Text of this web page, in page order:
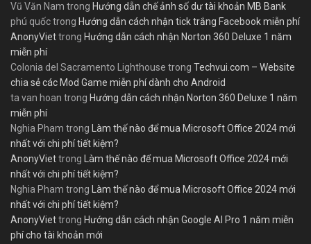
Vũ Văn Nam trong Hướng dẫn chế ảnh số dư tài khoản MB Bank
phú quốctrong Hướng dẫn cách nhận tick trắng Facebook miễn phí
AnonyViettrong Hướng dẫn cách nhận Norton 360 Deluxe 1 năm
miễn phí
Colonia del Sacramento Lighthouse trong Techvui.com – Website
chia sẻ các Mod Game miễn phí dành cho Android
ta van hoan trong Hướng dẫn cách nhận Norton 360 Deluxe 1 năm
miễn phí
Nghia Pham trong
Làm thế nào để mua Microsoft Office 2024 mới
nhất với chi phí tiết kiệm?
AnonyViettrong
Làm thế nào để mua Microsoft Office 2024 mới
nhất với chi phí tiết kiệm?
Nghia Pham trong
Làm thế nào để mua Microsoft Office 2024 mới
nhất với chi phí tiết kiệm?
AnonyViettrong Hướng dẫn cách nhận Google AI Pro 1 năm miễn
phí cho tài khoản mới